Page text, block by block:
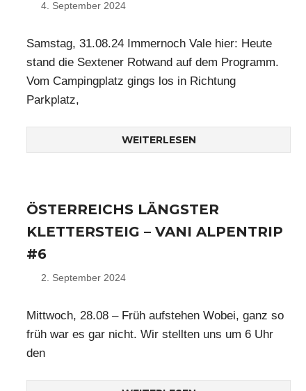
4. September 2024
Samstag, 31.08.24 Immernoch Vale hier: Heute
stand die Sextener Rotwand auf dem Programm.
Vom Campingplatz gings los in Richtung
Parkplatz,
WEITERLESEN
ÖSTERREICHS LÄNGSTER
KLETTERSTEIG – VANI ALPENTRIP
#6
2. September 2024
Mittwoch, 28.08 – Früh aufstehen Wobei, ganz so
früh war es gar nicht. Wir stellten uns um 6 Uhr
den